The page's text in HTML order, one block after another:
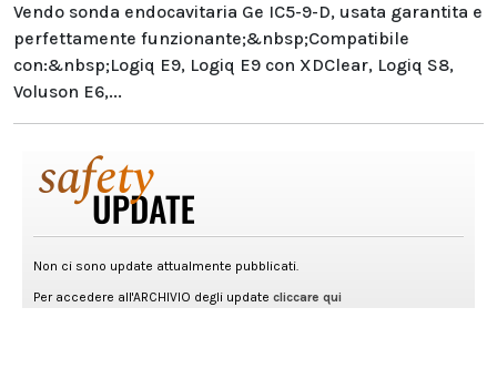
Vendo sonda endocavitaria Ge IC5-9-D, usata garantita e
perfettamente funzionante;&nbsp;Compatibile
con:&nbsp;Logiq E9, Logiq E9 con XDClear, Logiq S8,
Voluson E6,...